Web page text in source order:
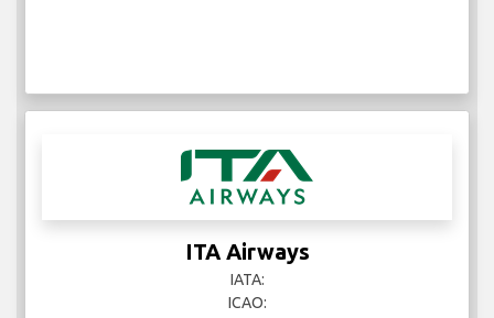
ITA Airways
IATA:
ICAO: